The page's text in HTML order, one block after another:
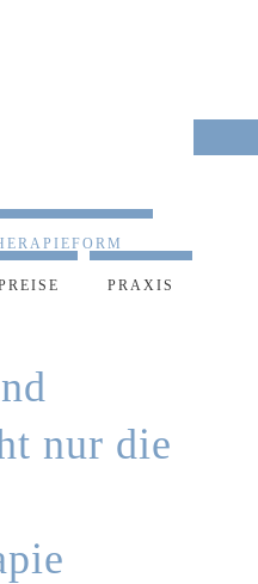
PRAXIS
nur die